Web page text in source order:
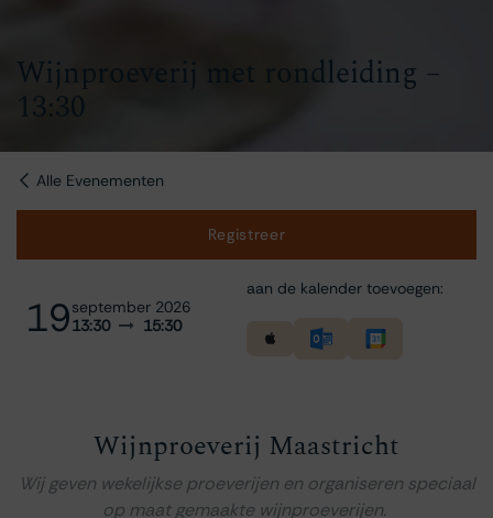
Wijnproeverij met rondleiding –
13:30
Alle Evenementen
Registreer
19september 2026
13:30
15:30
aan de kalender toevoegen:
Wijnproeverij Maastricht
Wij geven wekelijkse proeverijen en organiseren speciaal
op maat gemaakte wijnproeverijen.